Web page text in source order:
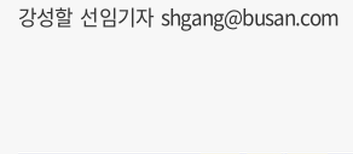
강성할 선임기자 shgang@busan.com